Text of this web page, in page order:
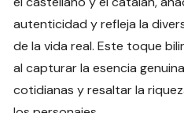
autenticidad y refleja la
de la vida real. Este toque
al capturar la esencia
cotidianas y resaltar la